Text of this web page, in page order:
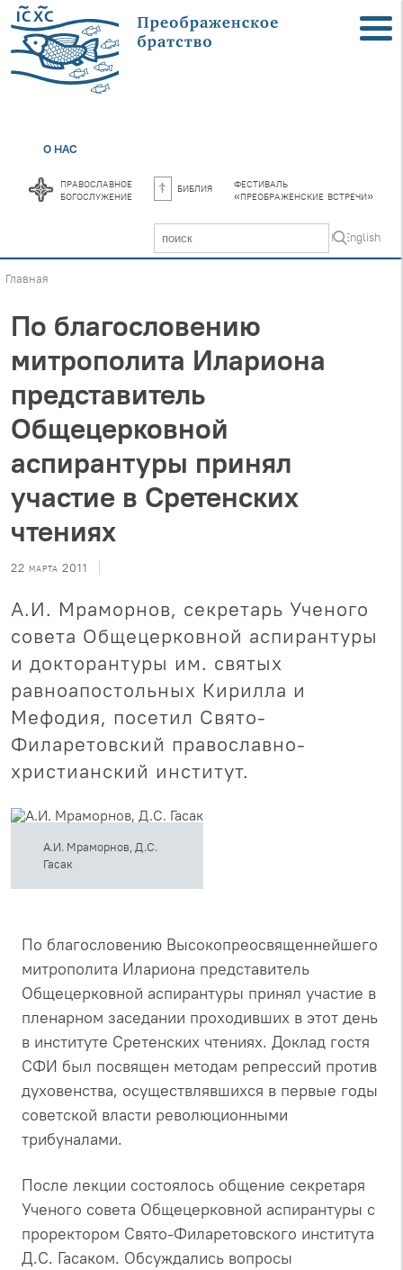
О НАС
православное
богослужение библия фестиваль
«преображенские встречи»
In English
Главная
По благословению
митрополита Илариона
представитель
Общецерковной
аспирантуры принял
участие в Сретенских
чтениях
22 марта 2011
А.И. Мраморнов, секретарь Ученого
совета Общецерковной аспирантуры
и докторантуры им. святых
равноапостольных Кирилла и
Мефодия, посетил Свято-
Филаретовский православно-
христианский институт.
А.И. Мраморнов, Д.С.
Гасак
По благословению Высокопреосвященнейшего
митрополита Илариона представитель
Общецерковной аспирантуры принял участие в
пленарном заседании проходивших в этот день
в институте Сретенских чтениях. Доклад гостя
СФИ был посвящен методам репрессий против
духовенства, осуществлявшихся в первые годы
советской власти революционными
трибуналами.
После лекции состоялось общение секретаря
Ученого совета Общецерковной аспирантуры с
проректором Свято-Филаретовского института
Д.С. Гасаком. Обсуждались вопросы